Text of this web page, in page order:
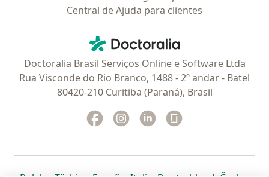
Central de Ajuda para clientes
Doctoralia - Homepage
Doctoralia Brasil Serviços Online e Software Ltda
Rua Visconde do Rio Branco, 1488 - 2º andar - Batel
80420-210 Curitiba (Paraná), Brasil
Facebook
abre num novo separador
Instagram
abre num novo separador
Linkedin
abre num novo